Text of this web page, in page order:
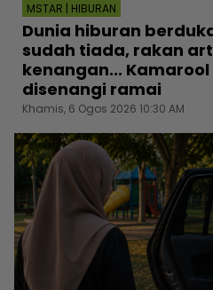
MSTAR | HIBURAN
Dunia hiburan berduka
sudah tiada, rakan
kenangan...
disenangi ramai
Khamis, 6 Ogos 2026 10:30 AM